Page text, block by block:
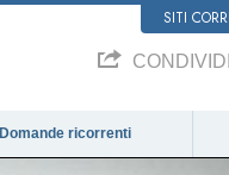
SITI
CONDIVIDI
Domande ricorrenti